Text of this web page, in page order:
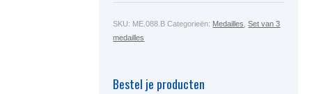
SKU: ME.088.B Categorieën: Medailles ,Set van 3
medailles
Bestel je producten